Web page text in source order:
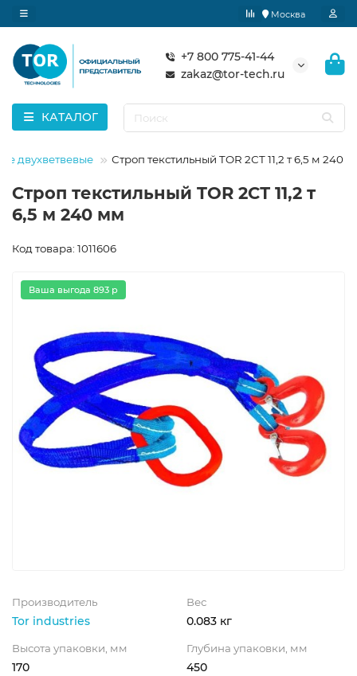
Москва
+7 800 775-41-44
zakaz@tor-tech.ru
КАТАЛОГ
двухветвевые Строп текстильный TOR 2СТ 11,2 т 6,5 м 240
Строп текстильный TOR 2СТ 11,2 т
6,5 м 240 мм
Код товара: 1011606
Ваша выгода 893 р
Производитель
Tor industries
Вес
0.083 кг
Высота упаковки, мм
170
Глубина упаковки, мм
450